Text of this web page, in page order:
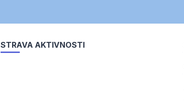
STRAVA AKTIVNOSTI